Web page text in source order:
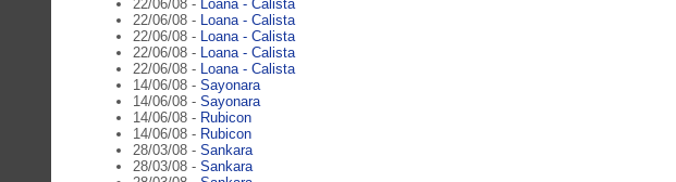
22/06/08 - Loana - Calista
22/06/08 - Loana - Calista
22/06/08 - Loana - Calista
22/06/08 - Loana - Calista
22/06/08 - Loana - Calista
14/06/08 - Sayonara
14/06/08 - Sayonara
14/06/08 - Rubicon
14/06/08 - Rubicon
28/03/08 - Sankara
28/03/08 - Sankara